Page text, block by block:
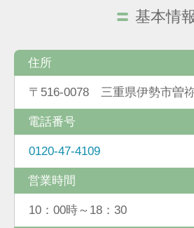
基本情
住所
〒516-0078 三重県伊勢市曽
電話番号
0120-47-4109
営業時間
10：00時～18：30